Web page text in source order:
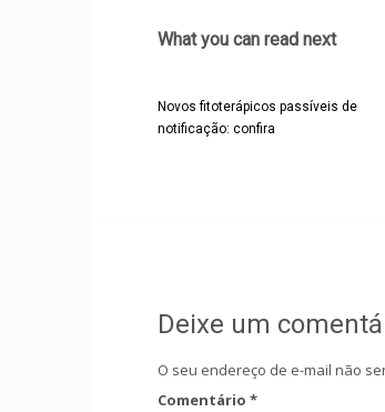
What you can read next
Novos fitoterápicos passíveis de
notificação: confira
Deixe um
O seu endereço de e-mail não
Comentário *